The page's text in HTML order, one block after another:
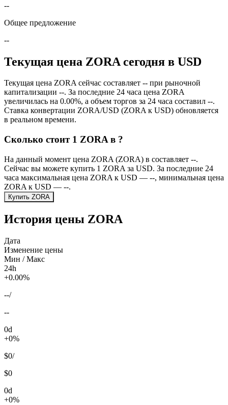
--
Общее предложение
--
Текущая цена ZORA сегодня в USD
Текущая цена ZORA сейчас составляет -- при рыночной
капитализации --. За последние 24 часа цена ZORA
увеличилась на 0.00%, а объем торгов за 24 часа составил --.
Ставка конвертации ZORA/USD (ZORA к USD) обновляется
в реальном времени.
Сколько стоит 1 ZORA в ?
На данный момент цена ZORA (ZORA) в составляет --.
Сейчас вы можете купить 1 ZORA за USD. За последние 24
часа максимальная цена ZORA к USD — --, минимальная цена
ZORA к USD — --.
Купить ZORA
История цены ZORA
Дата
Изменение цены
Мин / Макс
24h
+0.00%
--/
--
0d
+0%
$0/
$0
0d
+0%